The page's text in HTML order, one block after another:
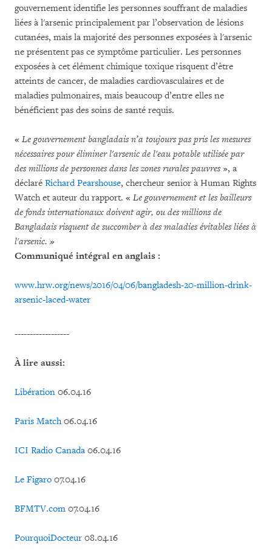
gouvernement identifie les personnes souffrant de maladies
liées à l'arsenic principalement par l’observation de lésions
cutanées, mais la majorité des personnes exposées à l'arsenic
ne présentent pas ce symptôme particulier. Les personnes
exposées à cet élément chimique toxique risquent d’être
atteints de cancer, de maladies cardiovasculaires et de
maladies pulmonaires, mais beaucoup d’entre elles ne
bénéficient pas des soins de santé requis.
« Le gouvernement bangladais n’a toujours pas pris les mesures
nécessaires pour éliminer l'arsenic de l'eau potable utilisée par
des millions de personnes dans les zones rurales pauvres», a
déclaré Richard Pearshouse, chercheur senior à Human Rights
Watch et auteur du rapport. « Le gouvernement et les bailleurs
de fonds internationaux doivent agir, ou des millions de
Bangladais risquent de succomber à des maladies évitables liées à
l'arsenic. »
Communiqué intégral en anglais :
www.hrw.org/news/2016/04/06/bangladesh-20-million-drink-
arsenic-laced-water
------------------
À lire aussi:
Libération 06.04.16
Paris Match06.04.16
ICI Radio Canada 06.04.16
Le Figaro 07.04.16
BFMTV.com 07.04.16
PourquoiDocteur 08.04.16